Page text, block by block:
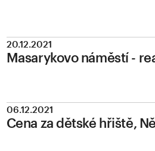
20.12.2021
Masarykovo náměstí -
06.12.2021
Cena za dětské hřiště,